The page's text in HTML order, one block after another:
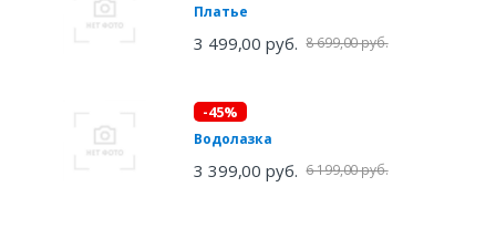
Платье
3 499,00 руб. 8 699,00 руб.
-45%
Водолазка
3 399,00 руб. 6 199,00 руб.